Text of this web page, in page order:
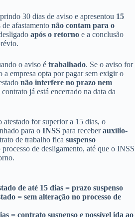
30 dias de aviso e apresentou 15
de afastamento não contam para o
após o retorno e a conclusão
o aviso é trabalhado. Se o aviso for
a empresa opta por pagar sem exigir o
não interfere no prazo nem
já está encerrado na data da
for superior a 15 dias, o
para o INSS para receberauxílio-
de trabalho fica suspenso
de desligamento, até que o INSS
de até 15 dias = prazo suspenso
= sem alteração no processo de
= contrato suspenso e possível ida ao